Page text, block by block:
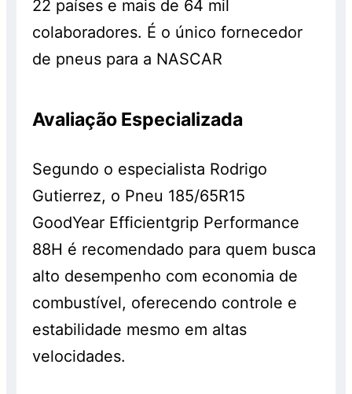
22 países e mais de 64 mil
colaboradores. É o único fornecedor
de pneus para a NASCAR
Avaliação Especializada
Segundo o especialista Rodrigo
Gutierrez, o Pneu 185/65R15
GoodYear Efficientgrip Performance
88H é recomendado para quem busca
alto desempenho com economia de
combustível, oferecendo controle e
estabilidade mesmo em altas
velocidades.